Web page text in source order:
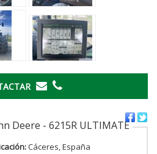
Deere - 6215R ULTIMATE
Cáceres, España